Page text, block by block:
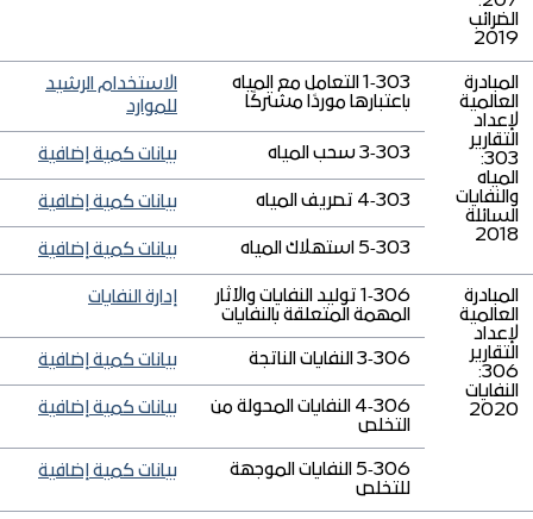
الضرائب
2019
المبادرة
العالمية
لإعداد
التقارير
303:
المياه
والنفايات
السائلة
2018
303‑1 التعامل مع المياه
باعتبارها موردًا مشتركًا
الاستخدام الرشيد
للموارد
303‑3 سحب المياه
بيانات كمية إضافية
303‑4 تصريف المياه
بيانات كمية إضافية
303‑5 استهلاك المياه
بيانات كمية إضافية
المبادرة
العالمية
لإعداد
التقارير
306:
النفايات
2020
306‑1 توليد النفايات والآثار
المهمة المتعلقة بالنفايات
إدارة النفايات
306‑3 النفايات الناتجة
بيانات كمية إضافية
306‑4 النفايات المحولة من
التخلص
بيانات كمية إضافية
306‑5 النفايات الموجهة
للتخلص
بيانات كمية إضافية